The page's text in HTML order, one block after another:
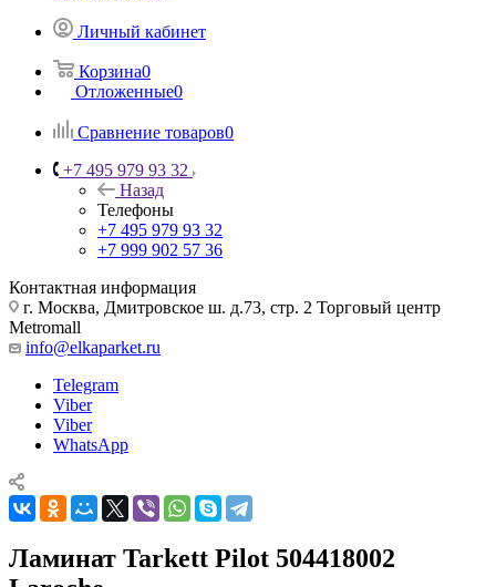
Личный кабинет
Корзина0
Отложенные0
Сравнение товаров0
+7 495 979 93 32
Назад
Телефоны
+7 495 979 93 32
+7 999 902 57 36
Контактная информация
г. Москва, Дмитровское ш. д.73, стр. 2 Торговый центр
Metromall
info@elkaparket.ru
Telegram
Viber
Viber
WhatsApp
Ламинат Tarkett Pilot 504418002